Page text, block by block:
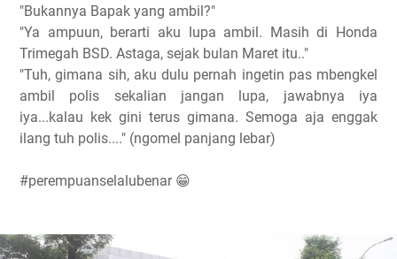
"Bukannya Bapak yang ambil?"
"Ya ampuun, berarti aku lupa ambil. Masih di Honda
Trimegah BSD. Astaga, sejak bulan Maret itu.."
"Tuh, gimana sih, aku dulu pernah ingetin pas mbengkel
ambil polis sekalian jangan lupa, jawabnya iya
iya...kalau kek gini terus gimana. Semoga aja enggak
ilang tuh polis...." (ngomel panjang lebar)
#perempuanselalubenar 😁